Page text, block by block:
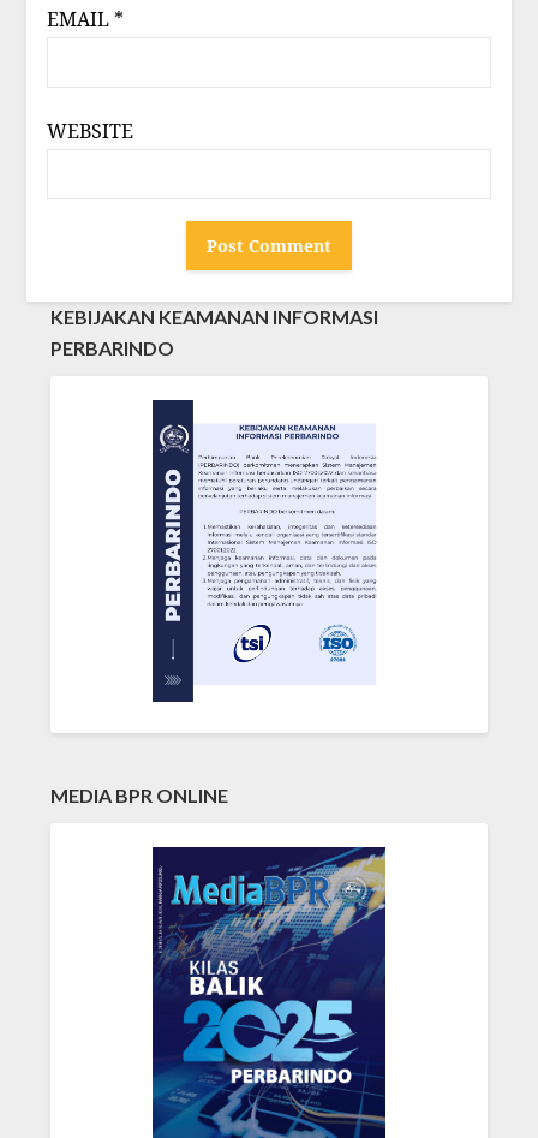
EMAIL *
WEBSITE
KEBIJAKAN KEAMANAN INFORMASI
PERBARINDO
MEDIA BPR ONLINE